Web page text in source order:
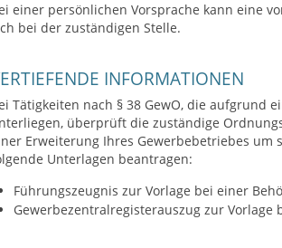
einer persönlichen Vorsprache kann eine
bei der zuständigen Stelle.
INFORMATIONEN
Tätigkeiten nach § 38 GewO, die aufgrund
überprüft die zuständige
Erweiterung Ihres Gewerbebetriebes um
Unterlagen beantragen:
Führungszeugnis zur Vorlage bei einer
Gewerbezentralregisterauszug zur Vorlage